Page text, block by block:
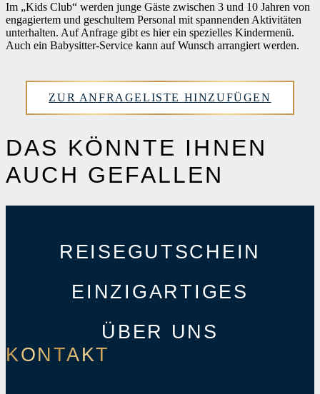
Im „Kids Club“ werden junge Gäste zwischen 3 und 10 Jahren von
engagiertem und geschultem Personal mit spannenden Aktivitäten
unterhalten. Auf Anfrage gibt es hier ein spezielles Kindermenü.
Auch ein Babysitter-Service kann auf Wunsch arrangiert werden.
ZUR ANFRAGELISTE HINZUFÜGEN
DAS KÖNNTE IHNEN
AUCH GEFALLEN
REISEGUTSCHEIN
EINZIGARTIGES
ÜBER UNS
KONTAKT